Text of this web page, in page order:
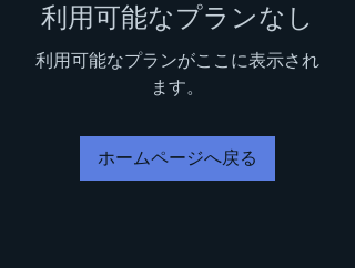
利用可能なプランなし
利用可能なプランがここに表示され
ます。
ホームページへ戻る